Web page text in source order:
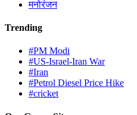
मनोरंजन
Trending
#PM Modi
#US-Israel-Iran War
#Iran
#Petrol Diesel Price Hike
#cricket